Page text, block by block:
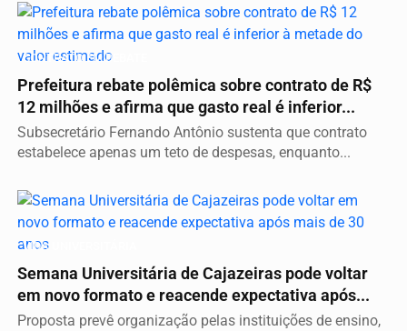
CONTRATO EM DEBATE
Prefeitura rebate polêmica sobre contrato de R$
12 milhões e afirma que gasto real é inferior...
Subsecretário Fernando Antônio sustenta que contrato
estabelece apenas um teto de despesas, enquanto...
VIDA UNIVERSITÁRIA
Semana Universitária de Cajazeiras pode voltar
em novo formato e reacende expectativa após...
Proposta prevê organização pelas instituições de ensino,